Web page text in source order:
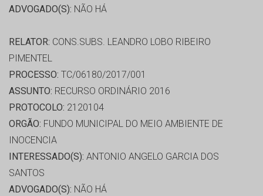
ADVOGADO(S): NÃO HÁ
RELATOR: CONS.SUBS. LEANDRO LOBO RIBEIRO
PIMENTEL
PROCESSO: TC/06180/2017/001
ASSUNTO: RECURSO ORDINÁRIO 2016
PROTOCOLO: 2120104
ORGÃO: FUNDO MUNICIPAL DO MEIO AMBIENTE DE
INOCENCIA
INTERESSADO(S): ANTONIO ANGELO GARCIA DOS
SANTOS
ADVOGADO(S): NÃO HÁ